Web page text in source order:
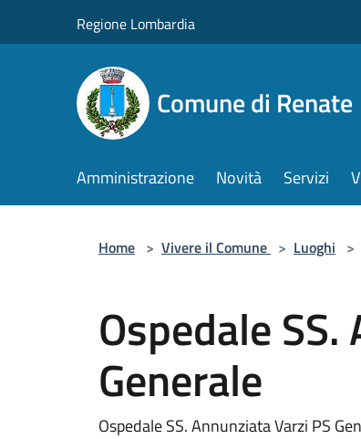
Regione Lombardia
Comune di Renate
Amministrazione Novità Servizi
Home > Vivere il Comune > Luoghi >
Ospedale
Generale
Ospedale SS. Annunziata Varzi PS